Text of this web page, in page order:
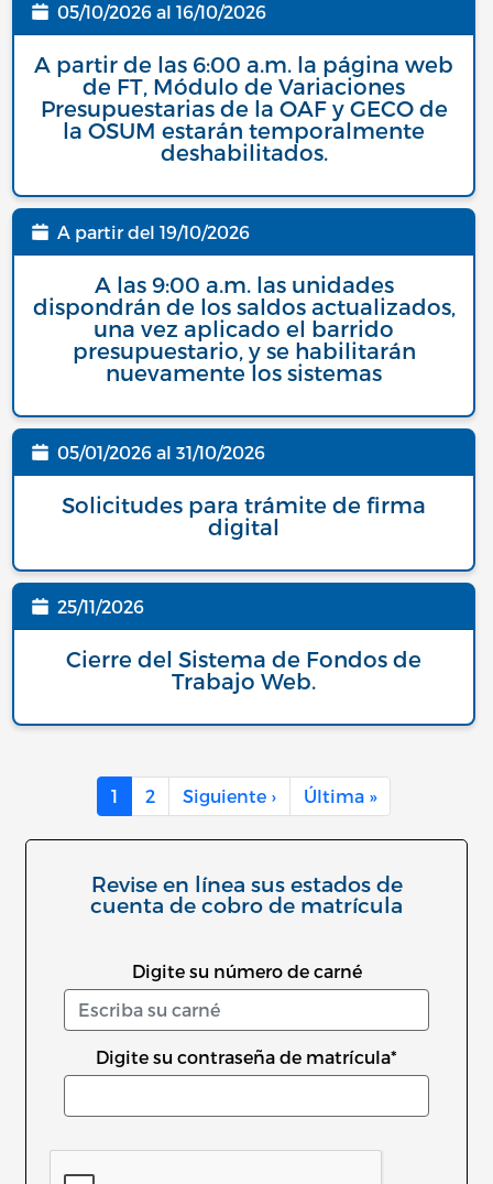
Fecha
05/10/2026al16/10/2026
A partir de las 6:00 a.m. la página web
de FT, Módulo de Variaciones
Presupuestarias de la OAF y GECO de
la OSUM estarán temporalmente
deshabilitados.
Fecha
A partir del19/10/2026
A las 9:00 a.m. las unidades
dispondrán de los saldos actualizados,
una vez aplicado el barrido
presupuestario, y se habilitarán
nuevamente los sistemas
Fecha
05/01/2026al31/10/2026
Solicitudes para trámite de firma
digital
Fecha
25/11/2026
Cierre del Sistema de Fondos de
Trabajo Web.
Paginación
1 2 Siguiente ›Siguiente página
Última »Última
Revise en línea sus estados de
cuenta de cobro de matrícula
Digite su número de carné
Digite su contraseña de matrícula*